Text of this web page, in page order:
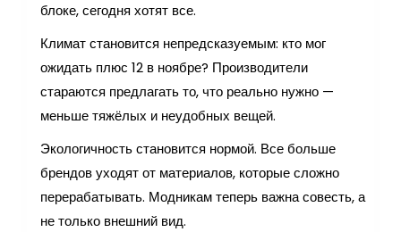
блоке, сегодня хотят все.
Климат становится непредсказуемым: кто мог
ожидать плюс 12 в ноябре? Производители
стараются предлагать то, что реально нужно —
меньше тяжёлых и неудобных вещей.
Экологичность становится нормой. Все больше
брендов уходят от материалов, которые сложно
перерабатывать. Модникам теперь важна совесть, а
не только внешний вид.